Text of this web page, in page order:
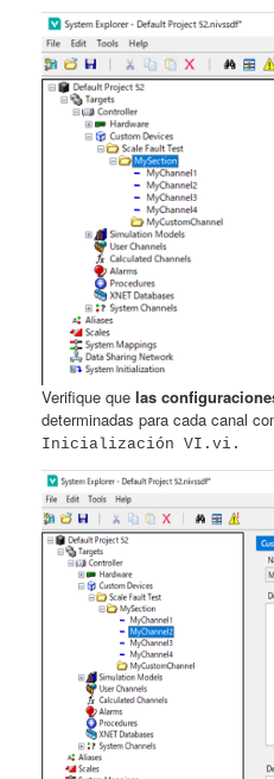
Verifique que las
determinadas para cada canal
Inicialización VI.vi.